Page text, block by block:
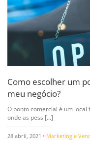
Como escolher um
meu negócio?
O ponto comercial é um local
onde as pess [...]
28 abril, 2021 • Marketing e